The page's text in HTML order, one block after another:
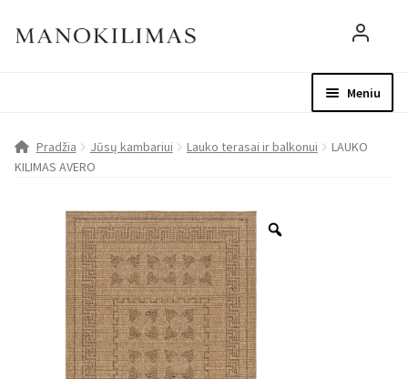
Meniu
Patarimai
Apie mus
Pradžia Jūsų kambariui Lauko terasai ir balkonui
LAUKO
KILIMAS AVERO